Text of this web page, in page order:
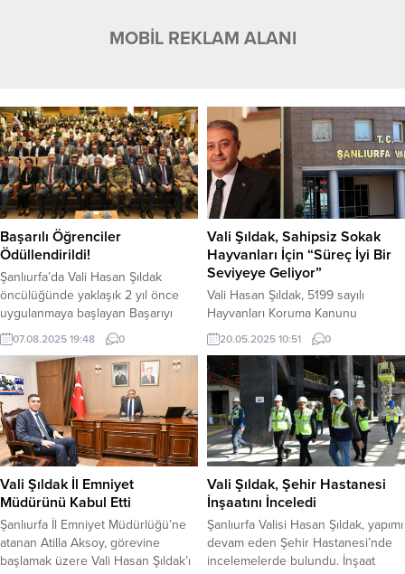
MOBİL REKLAM ALANI
Başarılı Öğrenciler
Ödüllendirildi!
Şanlıurfa’da Vali Hasan Şıldak
öncülüğünde yaklaşık 2 yıl önce
uygulanmaya başlayan Başarıyı
İzleme ve Geliştirme Projesi (BİGEP)
meyvelerini vermeye başladı.
Geçtiğimiz aylarda yapılan LGS ve
YKS sınavında derece yapan
öğrencilere BİGEP kapsamında
ödülleri verildi. Onikiler
Öğretmenevinde düzenlenen ödül
töreninde sınavlarda dereceye
giren öğrencilere tam altın, yarım
altın ve çeyrek altın...
07.08.2025 19:48 0
Vali Şıldak, Sahipsiz Sokak
Hayvanları İçin “Süreç İyi Bir
Seviyeye Geliyor”
Vali Hasan Şıldak, 5199 sayılı
Hayvanları Koruma Kanunu
kapsamında il genelinde yapılan
çalışmaları aktardı. Yerel
yönetimlerin düzenleme ile ilgili
tüm çalışmalarını yakından takip
ettiklerini belirten Vali Şıldak, “Kırsal
bölgeler dahil olmak üzere sahipsiz
sokak hayvanlarını toplama
faaliyetleri her geçen gün artıyor”
dedi. Şanlıurfa Valisi Hasan Şıldak,
Büyükşehir Belediyesi ve ilçe...
20.05.2025 10:51 0
Vali Şıldak İl Emniyet
Müdürünü Kabul Etti
Şanlıurfa İl Emniyet Müdürlüğü’ne
atanan Atilla Aksoy, görevine
başlamak üzere Vali Hasan Şıldak’ı
Vali Şıldak, Şehir Hastanesi
İnşaatını İnceledi
Şanlıurfa Valisi Hasan Şıldak, yapımı
devam eden Şehir Hastanesi’nde
incelemelerde bulundu. İnşaat